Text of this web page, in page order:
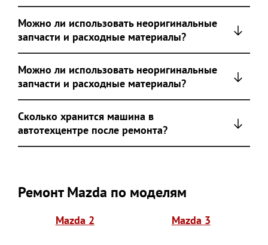
Можно ли использовать неоригинальные
запчасти и расходные материалы?
Можно ли использовать неоригинальные
запчасти и расходные материалы?
Сколько хранится машина в
автотехцентре после ремонта?
Ремонт Mazda по моделям
Mazda 2 Mazda 3